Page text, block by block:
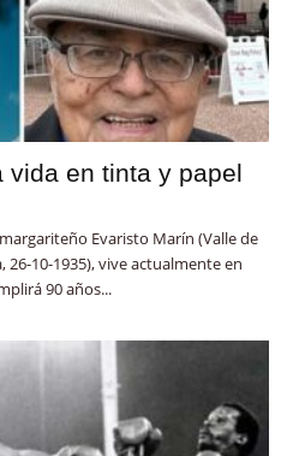
vida en tinta y papel
Evaristo Marín (Valle de
26-10-1935), vive actualmente en
90 años...